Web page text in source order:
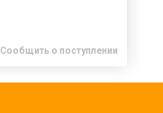
Сообщить о поступлении